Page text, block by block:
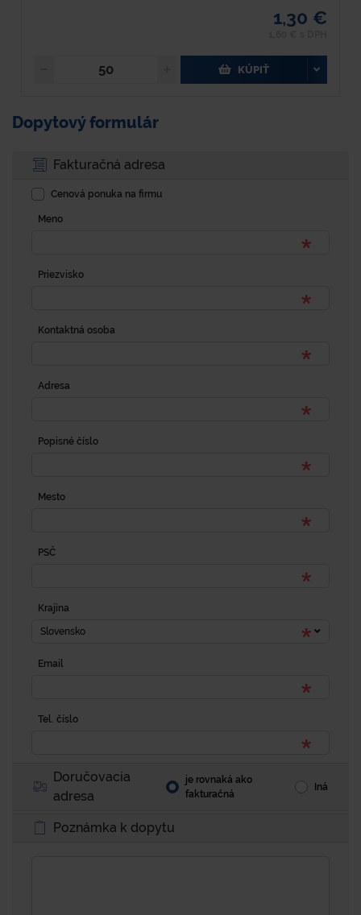
1,30 €
KÚPIŤ
Dopytový formulár
Fakturačná adresa
Cenová ponuka na firmu
Meno
Priezvisko
Kontaktná osoba
Adresa
Popisné číslo
Mesto
PSČ
Krajina
Slovensko
Email
Tel. číslo
Doručovacia
adresa
je rovnaká ako
fakturačná
Iná
Poznámka k dopytu